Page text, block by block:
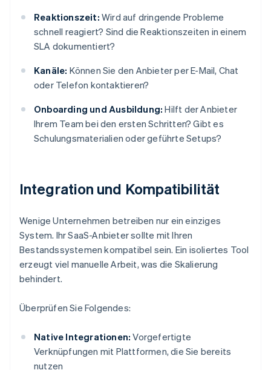
Reaktionszeit: Wird auf dringende Probleme
schnell reagiert? Sind die Reaktionszeiten in einem
SLA dokumentiert?
Kanäle: Können Sie den Anbieter per E-Mail, Chat
oder Telefon kontaktieren?
Onboarding und Ausbildung: Hilft der Anbieter
Ihrem Team bei den ersten Schritten? Gibt es
Schulungsmaterialien oder geführte Setups?
Integration und Kompatibilität
Wenige Unternehmen betreiben nur ein einziges
System. Ihr SaaS-Anbieter sollte mit Ihren
Bestandssystemen kompatibel sein. Ein isoliertes Tool
erzeugt viel manuelle Arbeit, was die Skalierung
behindert.
Überprüfen Sie Folgendes:
Native Integrationen: Vorgefertigte
Verknüpfungen mit Plattformen, die Sie bereits
nutzen